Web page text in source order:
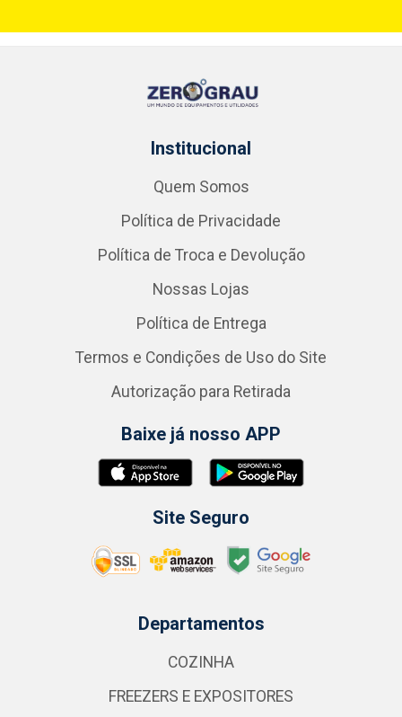
Institucional
Quem Somos
Política de Privacidade
Política de Troca e Devolução
Nossas Lojas
Política de Entrega
Termos e Condições de Uso do Site
Autorização para Retirada
Baixe já nosso APP
Site Seguro
Departamentos
COZINHA
FREEZERS E EXPOSITORES